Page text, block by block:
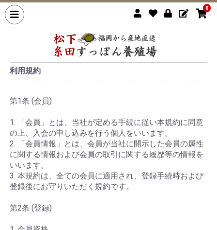
0
利用規約
第1条 (会員)
1. 「会員」とは、当社が定める手続に従い本規約に同意
の上、入会の申し込みを行う個人をいいます。
2. 「会員情報」とは、会員が当社に開示した会員の属性
に関する情報および会員の取引に関する履歴等の情報を
いいます。
3. 本規約は、全ての会員に適用され、登録手続時および
登録後にお守りいただく規約です。
第2条 (登録)